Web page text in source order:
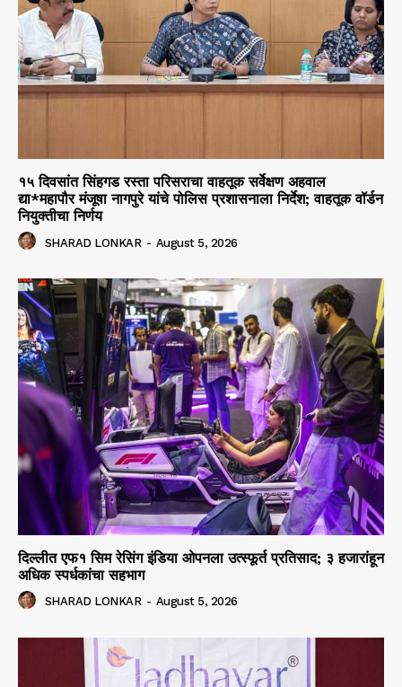
१५ दिवसांत सिंहगड रस्ता परिसराचा वाहतूक सर्वेक्षण अहवाल
द्या*महापौर मंजूषा नागपुरे यांचे पोलिस प्रशासनाला निर्देश; वाहतूक वॉर्डन
नियुक्तीचा निर्णय
SHARAD LONKAR - August 5, 2026
दिल्लीत एफ१ सिम रेसिंग इंडिया ओपनला उत्स्फूर्त प्रतिसाद; ३ हजारांहून
अधिक स्पर्धकांचा सहभाग
SHARAD LONKAR - August 5, 2026